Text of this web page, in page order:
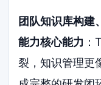
团队知识库构建
能力核心能力
裂，知识管理更